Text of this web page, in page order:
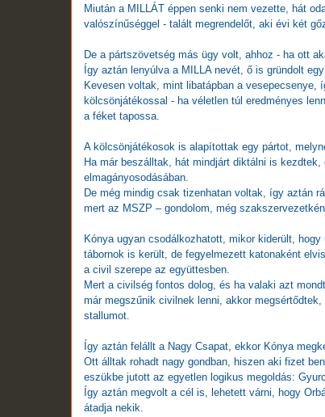
Miután a MILLÁT éppen senki nem vezette, hát
valószínűséggel - talált megrendelőt, aki évi két
De a pártszövetség más ügy volt, ahhoz - ha ott
Így aztán lenyúlva a MILLA nevét, ő is gründolt
Kevesen voltak, mint libatápban a
kölcsönjátékossal - ha véletlen túl eredményes
a féket tapossa.
A kölcsönjátékosok is alapítottak egy pártot,
Ha már beszálltak, hát mindjárt diktálni is
elmagányosodásában.
De még mindig csak tizenhatan voltak, így aztán
mert az MSZP – gondolom, még
Kónya ugyan csodálkozhatott, mikor kiderült,
tábornok is került, de fegyelmezett katonaként
a civil szerepe az együttesben.
Mert a civilség fontos dolog, és ha valaki azt
már megszűnik civilnek lenni, akkor
stallumot.
Így aztán felállt a Nagy Csapat, ekkor Kónya
Ott álltak rohadt nagy gondban, hiszen aki fizet
eszükbe jutott az egyetlen logikus megoldás:
Így aztán megvolt a cél is, lehetett várni, hogy
átadja nekik.